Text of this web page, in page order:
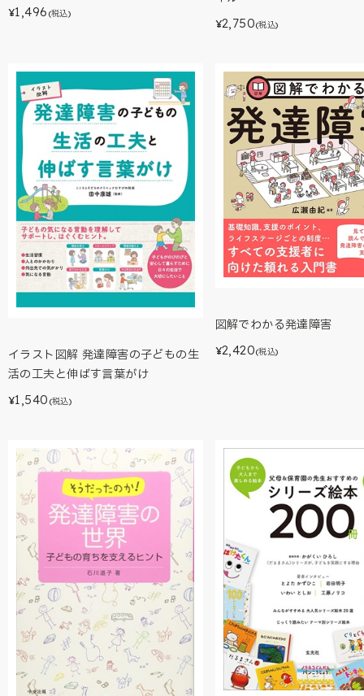
¥1,496 (税込)
¥2,750(税込)
イラスト図解 発達障害の子どもの生
活の工夫と伸ばす言葉がけ
¥1,540 (税込)
図解でわかる発達障害
¥2,420(税込)